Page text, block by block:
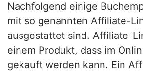
Nachfolgend einige
mit so genannten Affiliate-
ausgestattet sind. Affiliate-
einem Produkt, dass im
gekauft werden kann. Ein